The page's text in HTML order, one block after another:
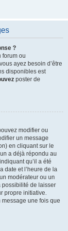
?
forum ou
ayez besoin d’être
disponibles est
poster de
modifier ou
un message
en cliquant sur le
a déjà répondu au
qu’il a été
date et l’heure de la
modérateur ou un
possibilité de laisser
propre initiative.
une fois que